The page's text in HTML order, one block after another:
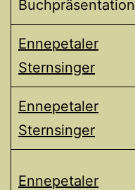
Buchpräsentation
Ennepetaler
Sternsinger
Ennepetaler
Sternsinger
Ennepetaler